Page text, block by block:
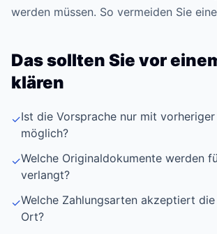
werden müssen. So vermeiden Sie
Das sollten Sie vor
klären
✓Ist die Vorsprache nur mit vorheriger
möglich?
✓Welche Originaldokumente werden
verlangt?
✓Welche Zahlungsarten akzeptiert
Ort?